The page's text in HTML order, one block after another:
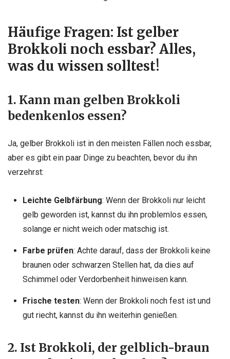
Häufige Fragen: Ist gelber
Brokkoli noch essbar? Alles,
was du wissen solltest!
1. Kann man gelben Brokkoli
bedenkenlos essen?
Ja, gelber Brokkoli ist in den meisten Fällen noch essbar,
aber es gibt ein paar Dinge zu beachten, bevor du ihn
verzehrst:
Leichte Gelbfärbung: Wenn der Brokkoli nur leicht
gelb geworden ist, kannst du ihn problemlos essen,
solange er nicht weich oder matschig ist.
Farbe prüfen: Achte darauf, dass der Brokkoli keine
braunen oder schwarzen Stellen hat, da dies auf
Schimmel oder Verdorbenheit hinweisen kann.
Frische testen: Wenn der Brokkoli noch fest ist und
gut riecht, kannst du ihn weiterhin genießen.
2. Ist Brokkoli, der gelblich-braun